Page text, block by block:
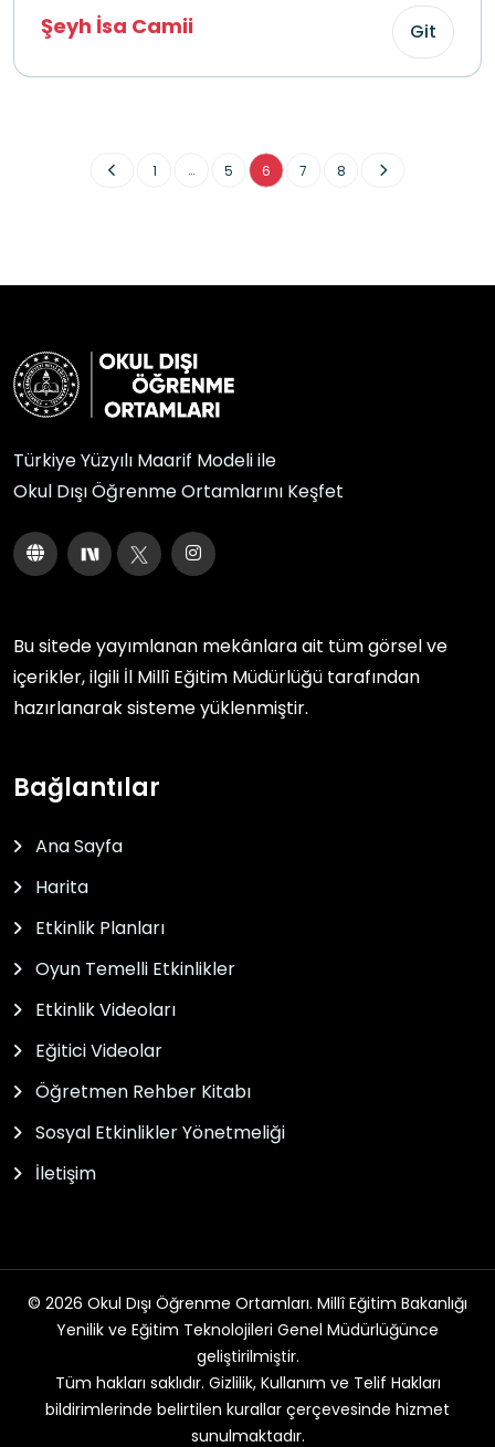
Şeyh İsa Camii Git
1 ... 5 6 7 8
Türkiye Yüzyılı Maarif Modeli ile
Okul Dışı Öğrenme Ortamlarını Keşfet
Bu sitede yayımlanan mekânlara ait tüm görsel ve
içerikler, ilgili İl Millî Eğitim Müdürlüğü tarafından
hazırlanarak sisteme yüklenmiştir.
Bağlantılar
Ana Sayfa
Harita
Etkinlik Planları
Oyun Temelli Etkinlikler
Etkinlik Videoları
Eğitici Videolar
Öğretmen Rehber Kitabı
Sosyal Etkinlikler Yönetmeliği
İletişim
© 2026 Okul Dışı Öğrenme Ortamları. Millî Eğitim Bakanlığı
Yenilik ve Eğitim Teknolojileri Genel Müdürlüğünce
geliştirilmiştir.
Tüm hakları saklıdır. Gizlilik, Kullanım ve Telif Hakları
bildirimlerinde belirtilen kurallar çerçevesinde hizmet
sunulmaktadır.